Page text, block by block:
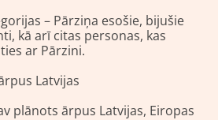
– Pārziņa esošie, bijušie
kā arī citas personas, kas
ar Pārzini.
Latvijas
plānots ārpus Latvijas, Eiropas